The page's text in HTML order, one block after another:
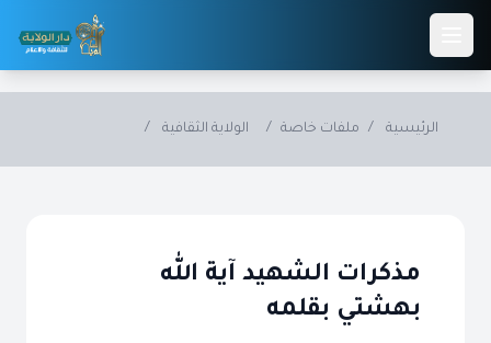
Skip to main content
الرئيسية / ملفات خاصة / الولاية الثقافية /
مذكرات الشهيد آية الله
بهشتي بقلمه